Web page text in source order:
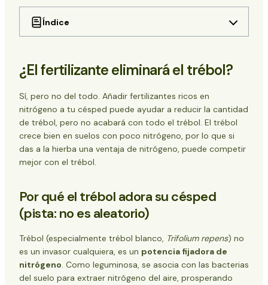
Índice
es aleatorio)
Nitrógeno: El cambio de juego
Elegir el abono adecuado: Orgánico frente a
sintético
5 tácticas no químicas para machacar el trébol
1. Siega alto, siega inteligente
2. Extracción manual: Golpes de precisión
5. ¿Vinagre o hierro? Con cuidado
Cuando falla el abono: La cruda realidad
Su plan de eliminación del trébol paso a paso
FAQ: Mitos sobre el trébol
Claves para un césped sin trébol
¿El fertilizante eliminará el trébol?
Sí, pero no del todo. Añadir fertilizantes ricos en
nitrógeno a tu césped puede ayudar a reducir la cantidad
de trébol, pero no acabará con todo el trébol. El trébol
crece bien en suelos con poco nitrógeno, por lo que si
das a la hierba una ventaja de nitrógeno, puede competir
mejor con el trébol.
Por qué el trébol adora su césped
(pista: no es aleatorio)
Trébol (especialmente trébol blanco, Trifolium repens) no
es un invasor cualquiera, es un potencia fijadora de
nitrógeno. Como leguminosa, se asocia con las bacterias
del suelo para extraer nitrógeno del aire, prosperando